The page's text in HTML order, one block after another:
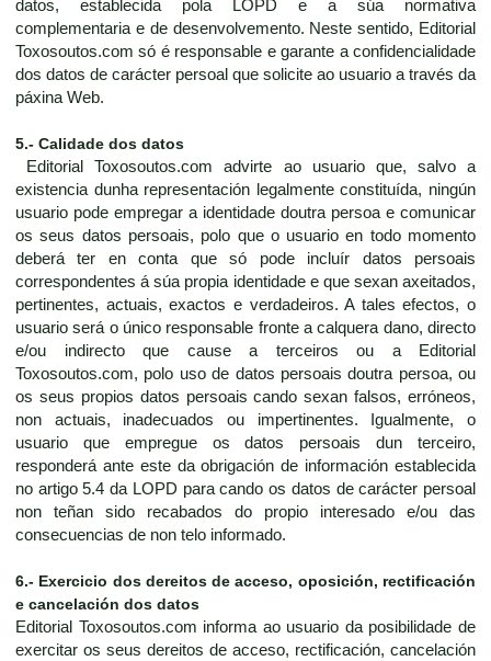
datos, establecida pola LOPD e a súa normativa
complementaria e de desenvolvemento. Neste sentido, Editorial
Toxosoutos.com só é responsable e garante a confidencialidade
dos datos de carácter persoal que solicite ao usuario a través da
páxina Web.
5.- Calidade dos datos
Editorial Toxosoutos.com advirte ao usuario que, salvo a
existencia dunha representación legalmente constituída, ningún
usuario pode empregar a identidade doutra persoa e comunicar
os seus datos persoais, polo que o usuario en todo momento
deberá ter en conta que só pode incluír datos persoais
correspondentes á súa propia identidade e que sexan axeitados,
pertinentes, actuais, exactos e verdadeiros. A tales efectos, o
usuario será o único responsable fronte a calquera dano, directo
e/ou indirecto que cause a terceiros ou a Editorial
Toxosoutos.com, polo uso de datos persoais doutra persoa, ou
os seus propios datos persoais cando sexan falsos, erróneos,
non actuais, inadecuados ou impertinentes. Igualmente, o
usuario que empregue os datos persoais dun terceiro,
responderá ante este da obrigación de información establecida
no artigo 5.4 da LOPD para cando os datos de carácter persoal
non teñan sido recabados do propio interesado e/ou das
consecuencias de non telo informado.
6.- Exercicio dos dereitos de acceso, oposición, rectificación
e cancelación dos datos
Editorial Toxosoutos.com informa ao usuario da posibilidade de
exercitar os seus dereitos de acceso, rectificación, cancelación